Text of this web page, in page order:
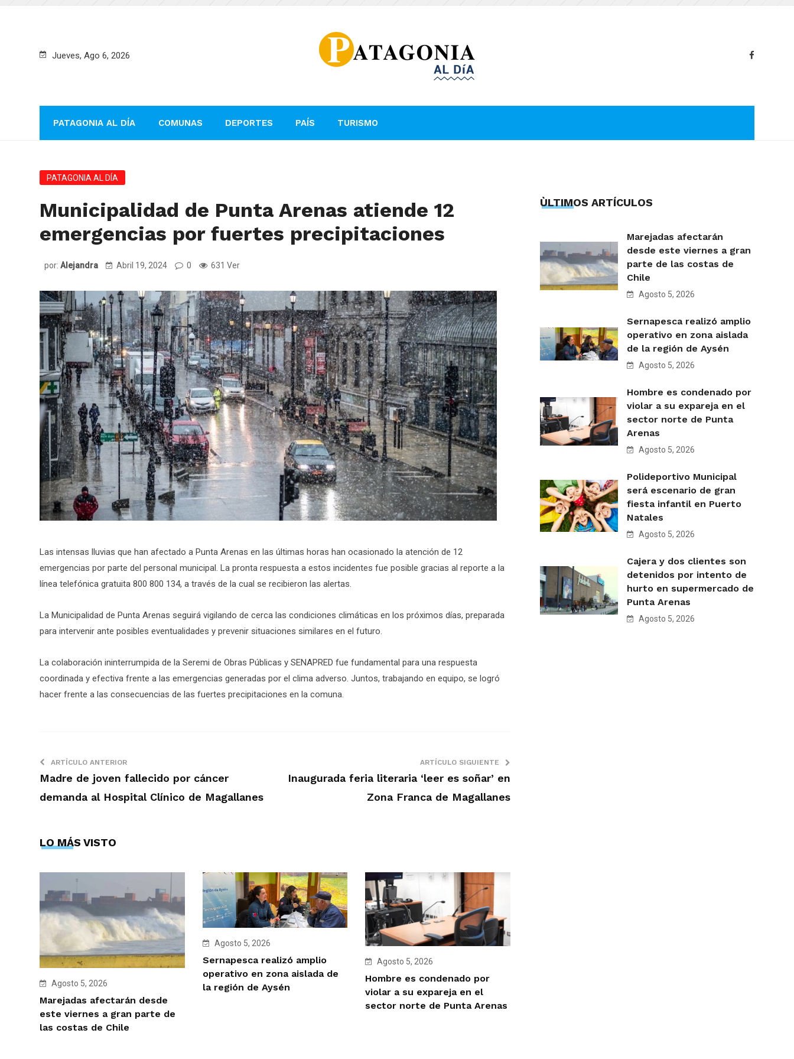
Jueves, Ago 6, 2026
PATAGONIA AL DÍA COMUNAS DEPORTES PAÍS TURISMO
PATAGONIA AL DÍA
Municipalidad de Punta Arenas atiende 12
emergencias por fuertes precipitaciones
por: Alejandra Abril 19, 2024 0 631 Ver
Las intensas lluvias que han afectado a Punta Arenas en las últimas horas han ocasionado la atención de 12
emergencias por parte del personal municipal. La pronta respuesta a estos incidentes fue posible gracias al reporte a la
línea telefónica gratuita 800 800 134, a través de la cual se recibieron las alertas.
La Municipalidad de Punta Arenas seguirá vigilando de cerca las condiciones climáticas en los próximos días, preparada
para intervenir ante posibles eventualidades y prevenir situaciones similares en el futuro.
La colaboración ininterrumpida de la Seremi de Obras Públicas y SENAPRED fue fundamental para una respuesta
coordinada y efectiva frente a las emergencias generadas por el clima adverso. Juntos, trabajando en equipo, se logró
hacer frente a las consecuencias de las fuertes precipitaciones en la comuna.
ARTÍCULO ANTERIOR
Madre de joven fallecido por cáncer
demanda al Hospital Clínico de Magallanes
ARTÍCULO SIGUIENTE
Inaugurada feria literaria ‘leer es soñar’ en
Zona Franca de Magallanes
LO MÁS VISTO
Agosto 5, 2026
Marejadas afectarán desde
este viernes a gran parte de
las costas de Chile
Agosto 5, 2026
Sernapesca realizó amplio
operativo en zona aislada de
la región de Aysén
Agosto 5, 2026
Hombre es condenado por
violar a su expareja en el
sector norte de Punta Arenas
ÙLTIMOS ARTÍCULOS
Marejadas afectarán
desde este viernes a gran
parte de las costas de
Chile
Agosto 5, 2026
Sernapesca realizó amplio
operativo en zona aislada
de la región de Aysén
Agosto 5, 2026
Hombre es condenado por
violar a su expareja en el
sector norte de Punta
Arenas
Agosto 5, 2026
Polideportivo Municipal
será escenario de gran
fiesta infantil en Puerto
Natales
Agosto 5, 2026
Cajera y dos clientes son
detenidos por intento de
hurto en supermercado de
Punta Arenas
Agosto 5, 2026